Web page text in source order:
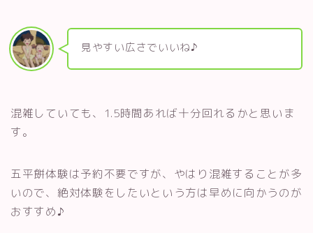
見やすい広さでいいね♪
混雑していても、1.5時間あれば十分回れるかと思いま
す。
五平餅体験は予約不要ですが、やはり混雑することが多
いので、絶対体験をしたいという方は早めに向かうのが
おすすめ♪